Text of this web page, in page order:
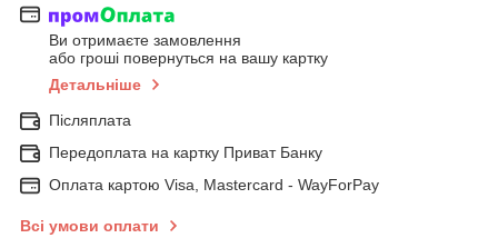
Ви отримаєте замовлення
або гроші повернуться на вашу картку
Детальніше
Післяплата
Передоплата на картку Приват Банку
Оплата картою Visa, Mastercard - WayForPay
Всі умови оплати